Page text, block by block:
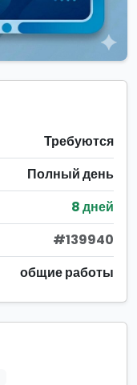
Требуются
Полный день
8 дней
#139940
общие работы